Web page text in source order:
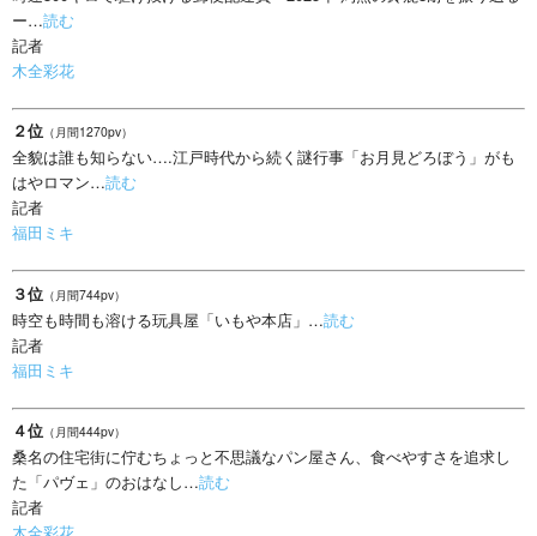
ー…読む
記者
木全彩花
２位 （月間1270pv）
全貌は誰も知らない….江戸時代から続く謎行事「お月見どろぼう」がも
はやロマン…読む
記者
福田ミキ
３位 （月間744pv）
時空も時間も溶ける玩具屋「いもや本店」…読む
記者
福田ミキ
４位 （月間444pv）
桑名の住宅街に佇むちょっと不思議なパン屋さん、食べやすさを追求し
た「パヴェ」のおはなし…読む
記者